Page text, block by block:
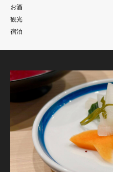
お酒
観光
宿泊